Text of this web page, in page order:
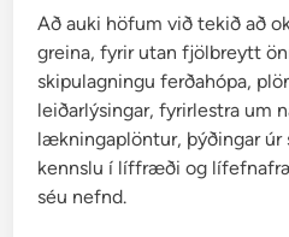
Að auki höfum við tekið að
greina, fyrir utan fjölbreytt
skipulagningu ferðahópa,
leiðarlýsingar, fyrirlestra um
lækningaplöntur, þýðingar úr
kennslu í líffræði og
séu nefnd.